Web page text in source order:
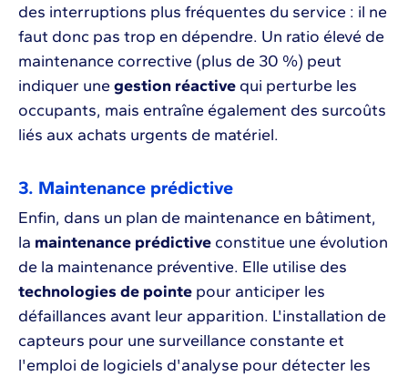
des interruptions plus fréquentes du service : il ne
faut donc pas trop en dépendre. Un ratio élevé de
maintenance corrective (plus de 30 %) peut
indiquer une gestion réactive qui perturbe les
occupants, mais entraîne également des surcoûts
liés aux achats urgents de matériel.
3. Maintenance prédictive
Enfin, dans un plan de maintenance en bâtiment,
la maintenance prédictive constitue une évolution
de la maintenance préventive. Elle utilise des
technologies de pointe pour anticiper les
défaillances avant leur apparition. L'installation de
capteurs pour une surveillance constante et
l'emploi de logiciels d'analyse pour détecter les